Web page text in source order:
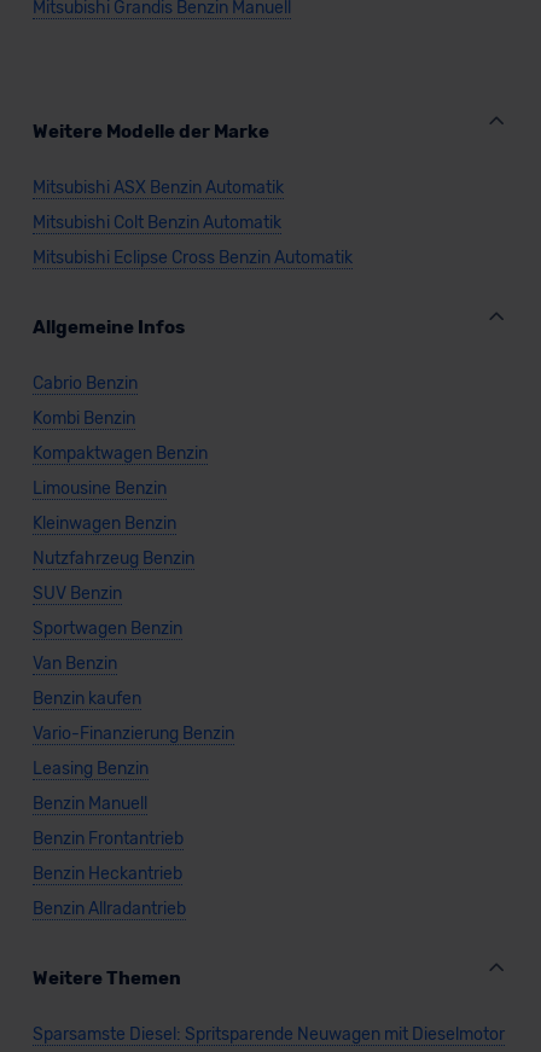
Mitsubishi Grandis Benzin Manuell
Weitere Modelle der Marke
Mitsubishi ASX Benzin Automatik
Mitsubishi Colt Benzin Automatik
Mitsubishi Eclipse Cross Benzin Automatik
Allgemeine Infos
Cabrio Benzin
Kombi Benzin
Kompaktwagen Benzin
Limousine Benzin
Kleinwagen Benzin
Nutzfahrzeug Benzin
SUV Benzin
Sportwagen Benzin
Van Benzin
Benzin kaufen
Vario-Finanzierung Benzin
Leasing Benzin
Benzin Manuell
Benzin Frontantrieb
Benzin Heckantrieb
Benzin Allradantrieb
Weitere Themen
Sparsamste Diesel: Spritsparende Neuwagen mit Dieselmotor